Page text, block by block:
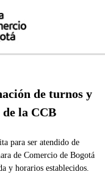
de turnos y
la CCB
para ser atendido de
de Comercio de Bogotá
y horarios establecidos.